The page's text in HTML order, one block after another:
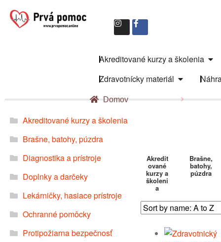
Akreditované kurzy a školenia
Zdravotnícky materiál
Domov
Akreditované kurzy a školenia
Brašne, batohy, púzdra
Diagnostika a prístroje
Doplnky a darčeky
Lekárničky, hasiace prístroje
Ochranné pomôcky
Protipožiarna bezpečnosť
Akredit
ované
kurzy a
školeni
a
Brašne,
batohy,
púzdra